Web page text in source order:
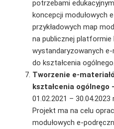
potrzebami
koncepcji modułowych
przykładowych map
na publicznej platformie
wystandaryzowanych
do kształcenia ogólnego.
Tworzenie e-
kształcenia ogólnego
01.02.2021 – 30.04.2023
Projekt ma na celu
modułowych e-